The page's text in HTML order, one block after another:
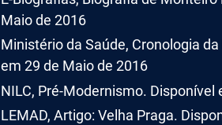
Maio de 2016
Ministério da Saúde, Cronologia
em 29 de Maio de 2016
NILC, Pré-Modernismo.
LEMAD, Artigo: Velha Praga.